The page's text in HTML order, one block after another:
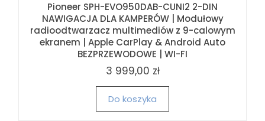
Pioneer SPH-EVO950DAB-CUNI2 2-DIN
NAWIGACJA DLA KAMPERÓW | Modułowy
radioodtwarzacz multimediów z 9-calowym
ekranem | Apple CarPlay & Android Auto
BEZPRZEWODOWE | WI-FI
3 999,00 zł
Do koszyka